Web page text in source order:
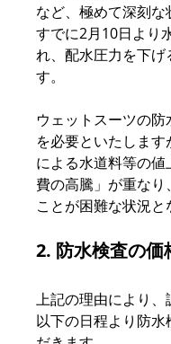
など、極めて深刻な
すでに2月10日より
れ、配水圧力を下げ
す。
ウェットスーツの
を必要といたしま
による水道料等の
費の高騰」が重な
ことが困難な状況と
2. 防水検査の価
上記の理由により、
以下の日程より防